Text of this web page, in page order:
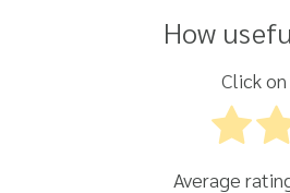
How
Click
Average